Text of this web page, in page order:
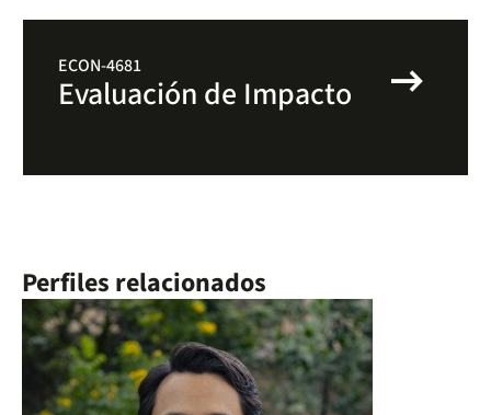
ECON-4681
Evaluación de Impacto arrow_right_alt
Perfiles relacionados